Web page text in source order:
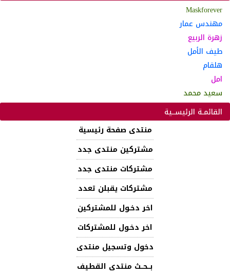
Maskforever
مهندس عمار
زهرة الربيع
طيف الأمل
هلقام
امل
سعيد محمد
القائمـة الرئيســية
منتدى صفحة رئيسية
مشتركين منتدى جدد
مشتركات منتدى جدد
مشتركات يقبلن تعدد
اخر دخـول للمشتركين
اخر دخـول للمشتركات
دخول وتسجيل منتدى
بــحــث منتدى القطيف